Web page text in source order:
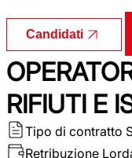
Candidati
RIFIUTI E
Tipo di contratto
Retribuzione